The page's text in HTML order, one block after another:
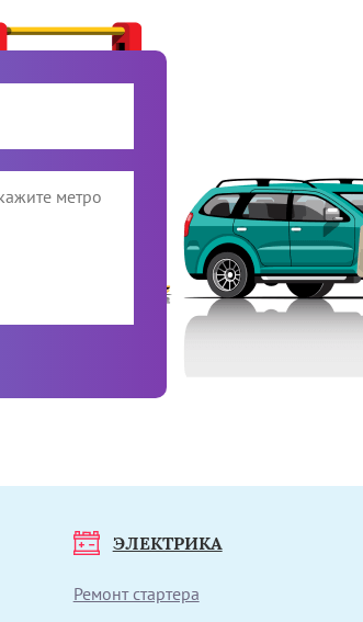
ЭЛЕКТРИКА
Ремонт стартера